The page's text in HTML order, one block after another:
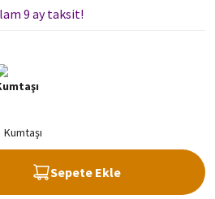
9 ay taksit!
Sepete Ekle